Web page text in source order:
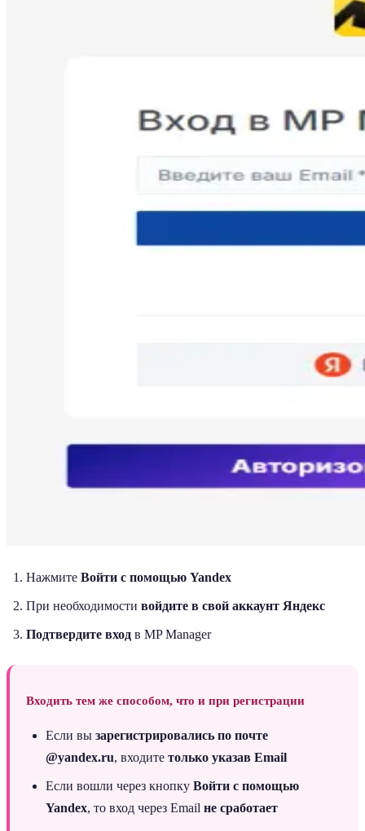
Нажмите Войти с помощью Yandex
При необходимости войдите в свой аккаунт Яндекс
Подтвердите вход в MP Manager
Входить тем же способом, что и при регистрации
Если вы зарегистрировались по почте
@yandex.ru, входите только указав Email
Если вошли через кнопку Войти с помощью
Yandex, то вход через Email не сработает